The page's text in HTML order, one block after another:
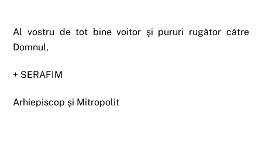
Al vostru de tot bine voitor şi pururi rugător către
Domnul,
+ SERAFIM
Arhiepiscop şi Mitropolit